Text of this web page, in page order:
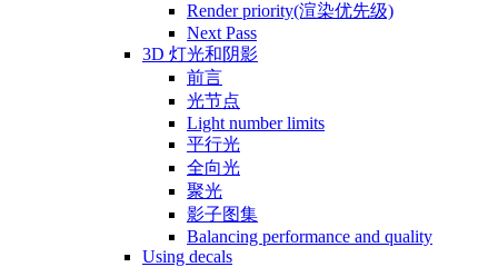
Render priority(渲染优先级)
Next Pass
3D 灯光和阴影
前言
光节点
Light number limits
平行光
全向光
聚光
影子图集
Balancing performance and quality
Using decals